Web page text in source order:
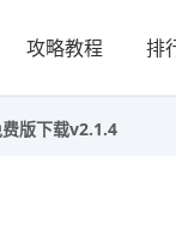
攻略教程 排
版下载v2.1.4